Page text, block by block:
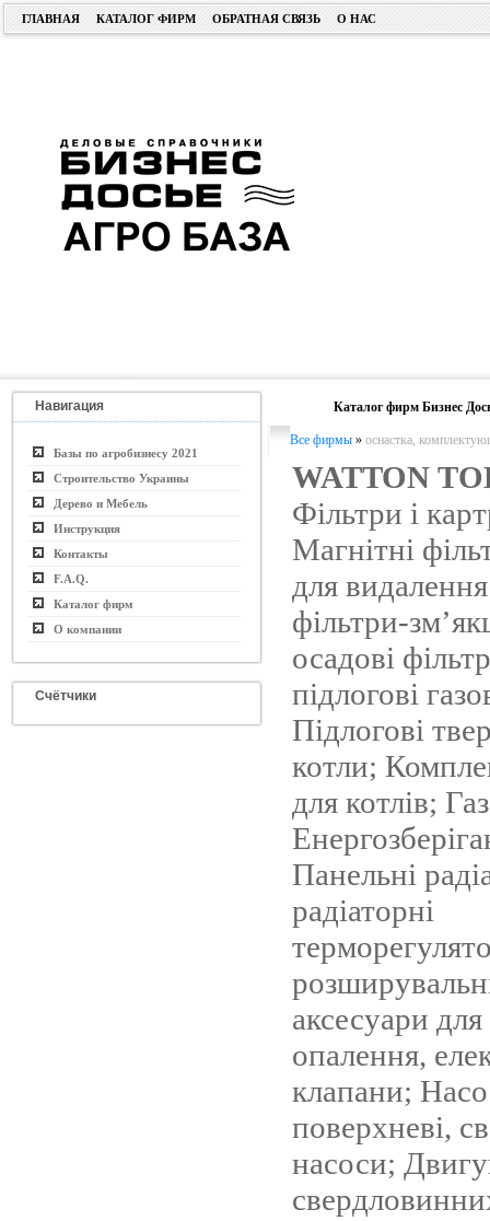
ГЛАВНАЯ КАТАЛОГ ФИРМ ОБРАТНАЯ СВЯЗЬ О НАС
Навигация
Базы по агробизнесу 2021
Строительство Украины
Дерево и Мебель
Инструкция
Контакты
F.A.Q.
Каталог фирм
О компании
Счётчики
Каталог фирм Бизнес
Все фирмы » оснастка,
WATTON
Фільтри і
Магнітні
для видалення
фільтри-
осадові
підлогові
Підлогові
котли;
для котлів;
Панельні
радіаторні
аксесуари
опалення,
клапани;
поверхневі,
насоси;